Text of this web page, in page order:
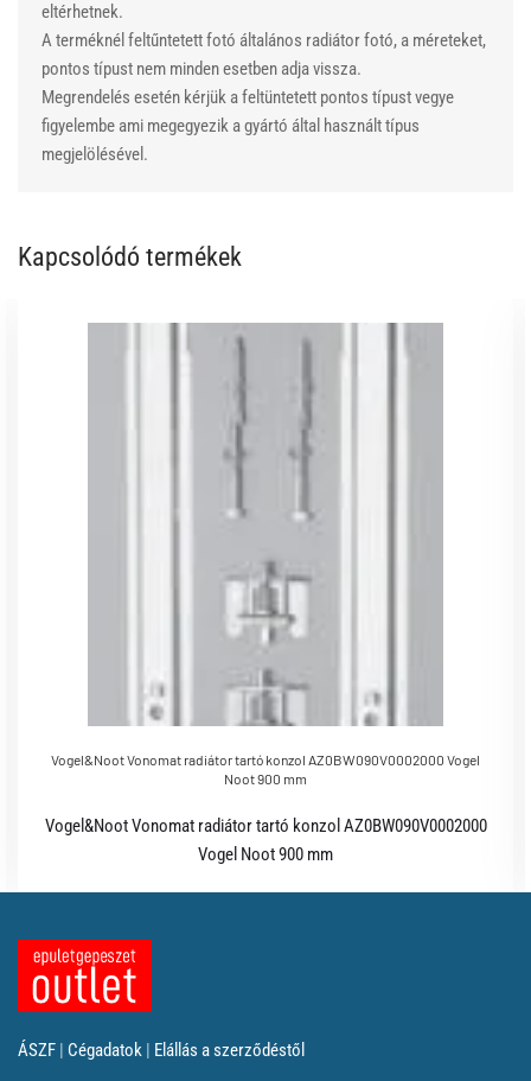
eltérhetnek.
A terméknél feltűntetett fotó általános radiátor fotó, a méreteket,
pontos típust nem minden esetben adja vissza.
Megrendelés esetén kérjük a feltüntetett pontos típust vegye
figyelembe ami megegyezik a gyártó által használt típus
megjelölésével.
Kapcsolódó termékek
Vogel&Noot Vonomat radiátor tartó konzol AZ0BW090V0002000 Vogel
Noot 900 mm
Vogel&Noot Vonomat radiátor tartó konzol AZ0BW090V0002000
Vogel Noot 900 mm
ÁSZF | Cégadatok | Elállás a szerződéstől